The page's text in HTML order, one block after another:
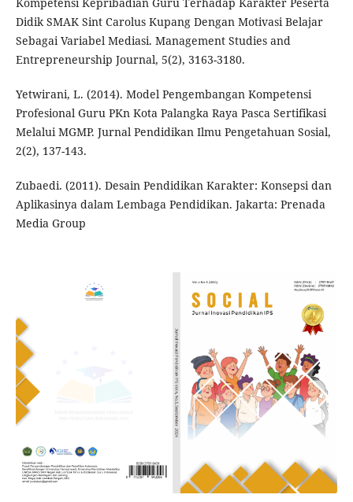
Didik SMAK Sint Carolus Kupang Dengan Motivasi Belajar
Sebagai Variabel Mediasi. Management Studies and
Entrepreneurship Journal, 5(2), 3163-3180.
Yetwirani, L. (2014). Model Pengembangan Kompetensi
Profesional Guru PKn Kota Palangka Raya Pasca Sertifikasi
Melalui MGMP. Jurnal Pendidikan Ilmu Pengetahuan Sosial,
2(2), 137-143.
Zubaedi. (2011). Desain Pendidikan Karakter: Konsepsi dan
Aplikasinya dalam Lembaga Pendidikan. Jakarta: Prenada
Media Group